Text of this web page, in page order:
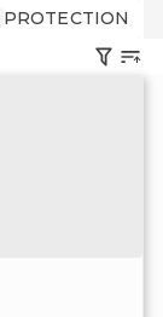
PROTECTION